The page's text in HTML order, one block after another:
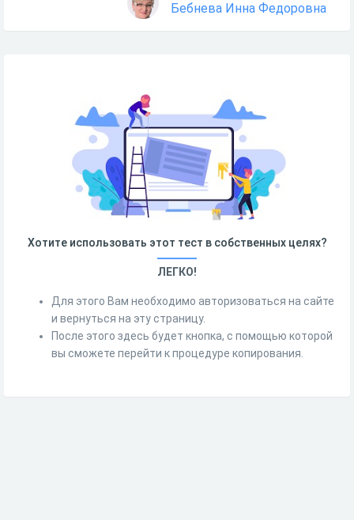
Бебнева Инна Федоровна
Хотите использовать этот тест в собственных целях?
ЛЕГКО!
Для этого Вам необходимо авторизоваться на сайте
и вернуться на эту страницу.
После этого здесь будет кнопка, с помощью которой
вы сможете перейти к процедуре копирования.